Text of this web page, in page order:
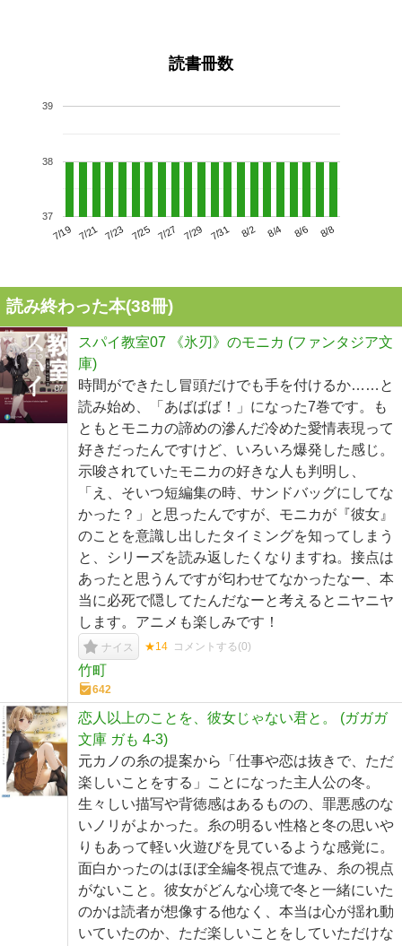
読書冊数
7/19 7/21 7/23 7/25 7/27 7/29 7/31 8/2 8/4 8/6 8/8
37
38
39
読み終わった本(38冊)
スパイ教室07 《氷刃》のモニカ (ファンタジア文
庫)
時間ができたし冒頭だけでも手を付けるか……と
読み始め、「あばばば！」になった7巻です。も
ともとモニカの諦めの滲んだ冷めた愛情表現って
好きだったんですけど、いろいろ爆発した感じ。
示唆されていたモニカの好きな人も判明し、
「え、そいつ短編集の時、サンドバッグにしてな
かった？」と思ったんですが、モニカが『彼女』
のことを意識し出したタイミングを知ってしまう
と、シリーズを読み返したくなりますね。接点は
あったと思うんですが匂わせてなかったなー、本
当に必死で隠してたんだなーと考えるとニヤニヤ
します。アニメも楽しみです！
ナイス ★14 コメントする(0)
竹町
642
恋人以上のことを、彼女じゃない君と。 (ガガガ
文庫 ガも 4-3)
元カノの糸の提案から「仕事や恋は抜きで、ただ
楽しいことをする」ことになった主人公の冬。
生々しい描写や背徳感はあるものの、罪悪感のな
いノリがよかった。糸の明るい性格と冬の思いや
りもあって軽い火遊びを見ているような感覚に。
面白かったのはほぼ全編冬視点で進み、糸の視点
がないこと。彼女がどんな心境で冬と一緒にいた
のかは読者が想像する他なく、本当は心が揺れ動
いていたのか、ただ楽しいことをしていただけな